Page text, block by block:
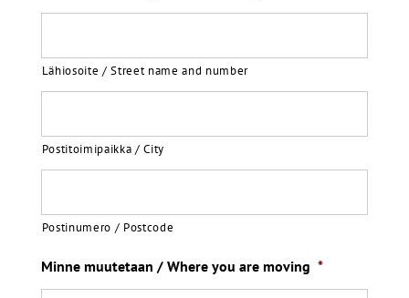
Lähiosoite / Street name and number
Postitoimipaikka / City
Postinumero / Postcode
Minne muutetaan / Where you are moving *